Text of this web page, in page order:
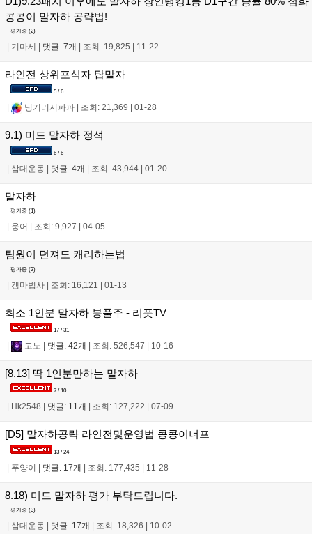
콩콩이 말자하 공략법!
평가중 (2)
기마세 댓글: 7개 조회: 19,825 11-22
라인전 상위포식자 탑말자
5 / 6
닝기리시파파 조회: 21,369 01-28
9.1) 미드 말자하 정석
6 / 6
| 삼대운동 | 댓글: 4개 | 조회: 43,944 | 01-20
말자하
평가중 (1)
웅어 조회: 9,927 04-05
팀원이 던져도 캐리하는법
평가중 (2)
| 겜마법사 | 조회: 16,121 | 01-13
최소 1인분 말자하 봉풀주 - 리폿TV
17 / 31
| 고노 | 댓글: 42개 | 조회: 526,547 | 10-16
[8.13] 딱 1인분만하는 말자하
7 / 10
Hk2548 댓글: 11개 조회: 127,222 07-09
[D5] 말자하공략 라인전및운영법 콩콩이너프
13 / 24
| 푸양이 | 댓글: 17개 | 조회: 177,435 | 11-28
8.18) 미드 말자하 평가 부탁드립니다.
평가중 (3)
삼대운동 댓글: 17개 조회: 18,326 10-02